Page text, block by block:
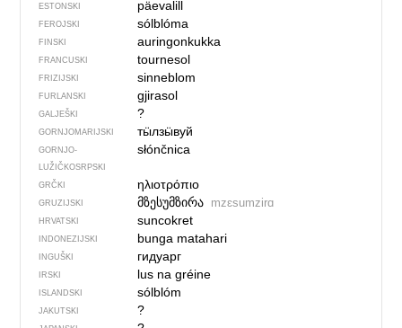
ESTONSKI päevalill
FEROJSKI sólblóma
FINSKI auringonkukka
FRANCUSKI tournesol
FRIZIJSKI sinneblom
FURLANSKI gjirasol
GALJEŠKI ?
GORNJOMARIJSKI тӹлзӹвуй
GORNJO­
LUŽIČKOSRPSKI
słónčnica
GRČKI ηλιοτρόπιο
GRUZIJSKI მზესუმზირა mzɛsumzirɑ
HRVATSKI suncokret
INDONEZIJSKI bunga matahari
INGUŠKI гидуарг
IRSKI lus na gréine
ISLANDSKI sólblóm
JAKUTSKI ?